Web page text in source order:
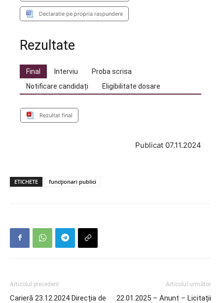
Declaratie pe propria raspundere
Rezultate
Final Interviu
Proba scrisa
Notificare candidați
Eligibilitate dosare
Rezultat final
Publicat 07.11.2024
ETICHETE funcționari publici
Articolul precedent
Carieră 23.12.2024 Direcția de
Articolul următor
22.01.2025 – Anunt – Licitații